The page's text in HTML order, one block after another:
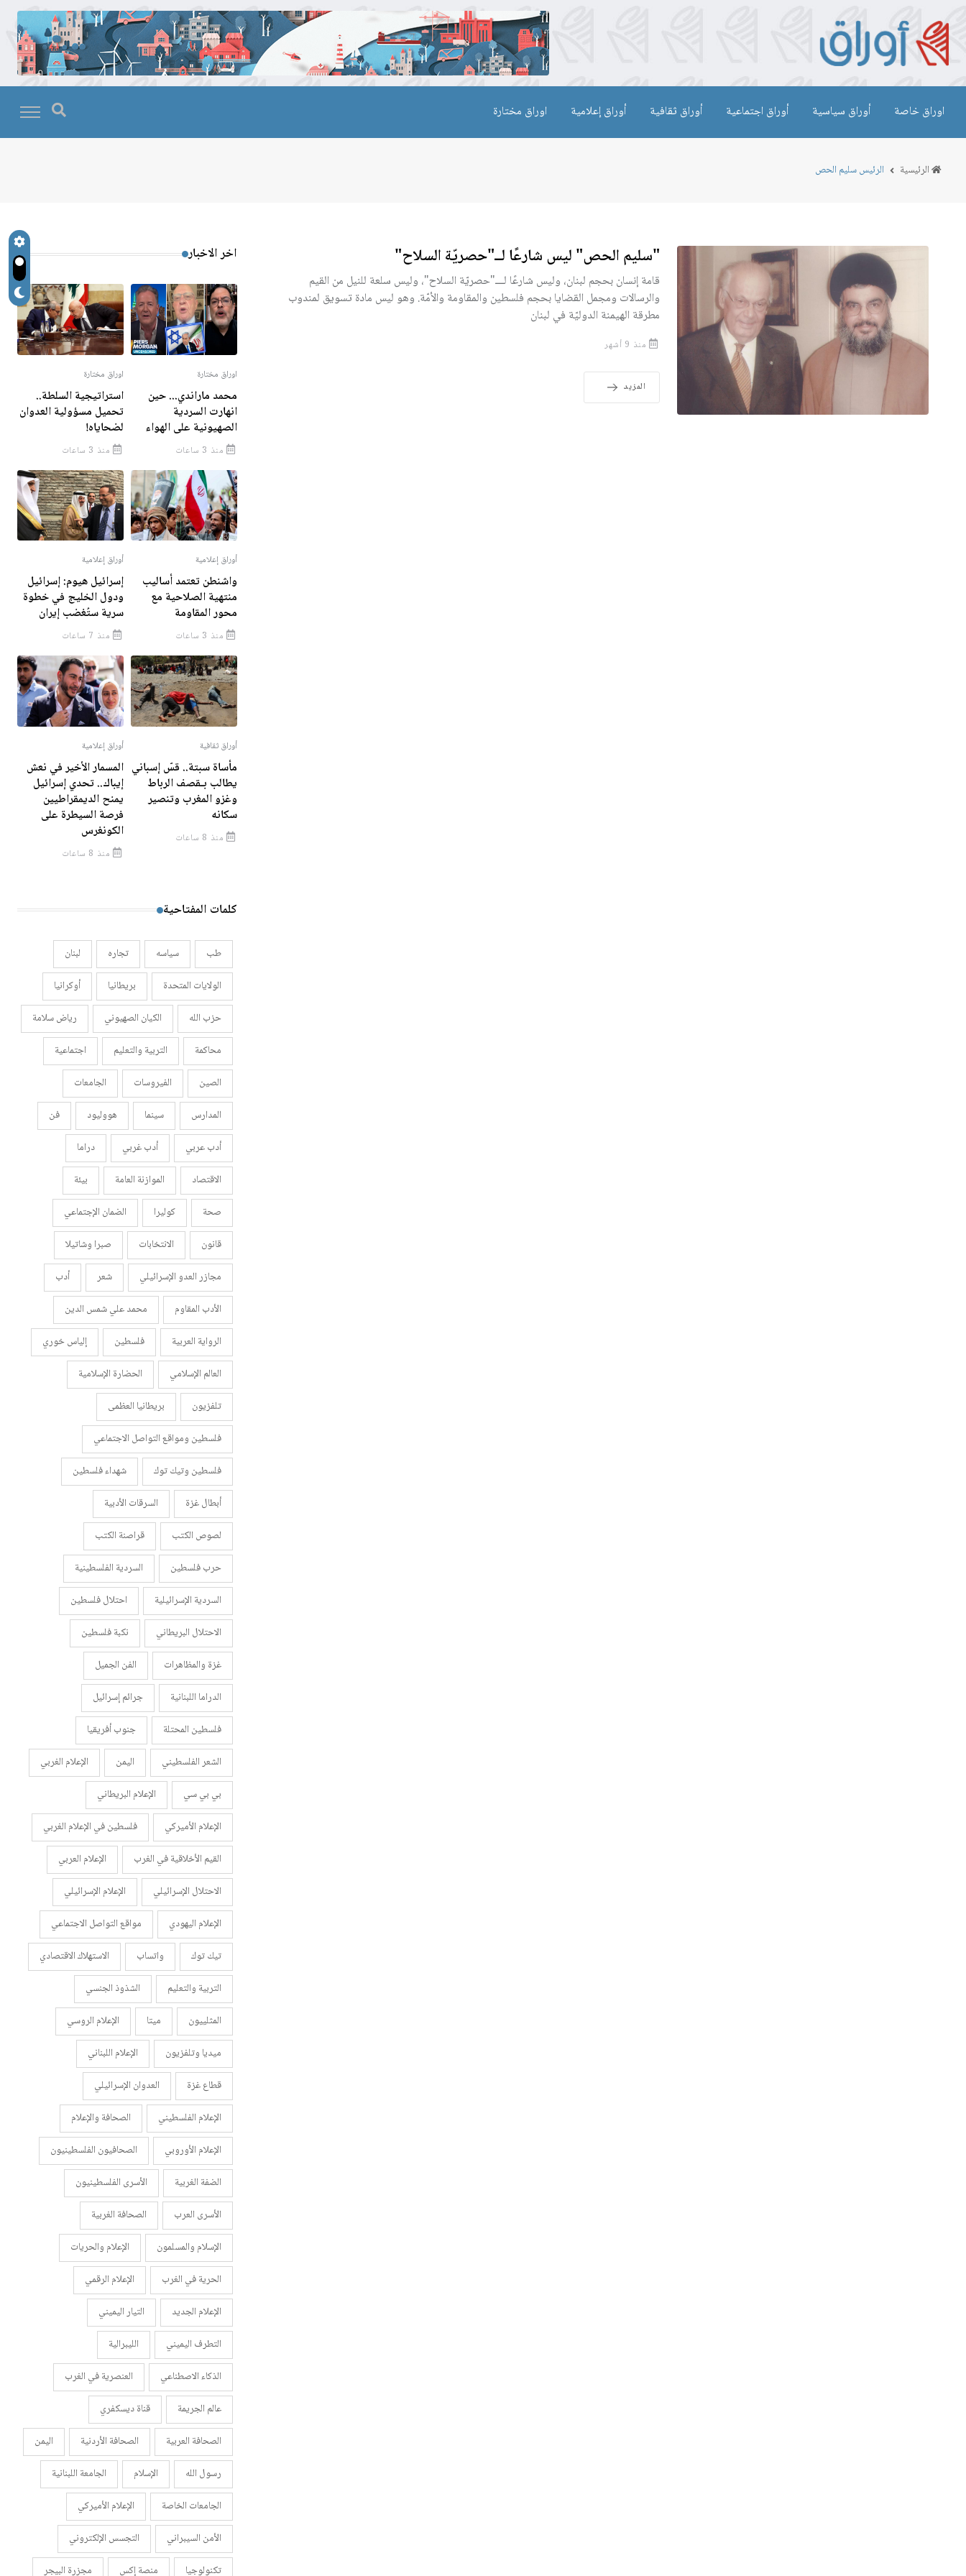
اوراق خاصة أوراق سياسية أوراق اجتماعية أوراق ثقافية أوراق إعلامية اوراق مختارة
الرئيسية الرئيس سليم الحص
"سليم الحص" ليس شارعًا لــ"حصريّة السلاح"
قامة إنسان بحجم لبنان، وليس شارعًا لـــ"حصريّة السلاح"، وليس سلعة للنيل من القيم
والرسالات ومجمل القضايا بحجم فلسطين والمقاومة والأمّة. وهو ليس مادة تسويق لمندوب
مطرقة الهيمنة الدوليّة في لبنان
منذ 9 أشهر
المزيد
اخر الاخبار
اوراق مختارة
محمد ماراندي... حين
انهارت السردية
الصهيونية على الهواء
منذ 3 ساعات
اوراق مختارة
استراتيجية السلطة..
تحميل مسؤولية العدوان
لضحاياه!
منذ 3 ساعات
أوراق إعلامية
واشنطن تعتمد أساليب
منتهية الصلاحية مع
محور المقاومة
منذ 3 ساعات
أوراق إعلامية
إسرائيل هيوم: إسرائيل
ودول الخليج في خطوة
سرية ستُغضب إيران
منذ 7 ساعات
أوراق ثقافية
مأساة سبتة.. قسّ إسباني
يطالب بـقصف الرباط
وغزو المغرب وتنصير
سكانه
منذ 8 ساعات
أوراق إعلامية
المسمار الأخير في نعش
إيباك.. تحدي إسرائيل
يمنح الديمقراطيين
فرصة السيطرة على
الكونغرس
منذ 8 ساعات
كلمات المفتاحية
طب سياسه تجاره
لبنان
الولايات المتحدة
بريطانيا
أوكرانيا
حزب الله
الكيان الصهيوني
رياض سلامة
محاكمة
التربية والتعليم
اجتماعية
الصين
الفيروسات
الجامعات
المدارس
سينما هووليود
فن
أدب عربي
أدب غربي
دراما
الاقتصاد
الموازنة العامة
بيئة
صحة
كوليرا
الضمان الإجتماعي
قانون
الانتخابات
صبرا وشاتيلا
مجازر العدو الإسرائيلي
شعر
أدب
الأدب المقاوم
محمد علي شمس الدين
الرواية العربية
فلسطين
إلياس خوري
العالم الإسلامي
الحضارة الإسلامية
تلفزيون
بريطانيا العظمى
فلسطين ومواقع التواصل الاجتماعي
فلسطين وتيك توك
شهداء فلسطين
أبطال غزة
السرقات الأدبية
لصوص الكتب
قراصنة الكتب
حرب فلسطين
السردية الفلسطينية
السردية الإسرائيلية
احتلال فلسطين
الاحتلال البريطاني
نكبة فلسطين
غزة والمظاهرات
الفن الجميل
الدراما اللبنانية
جرائم إسرائيل
فلسطين المحتلة
جنوب أفريقيا
الشعر الفلسطيني
اليمن
الإعلام الغربي
بي بي سي
الإعلام البريطاني
الإعلام الأميركي
فلسطين في الإعلام الغربي
القيم الأخلاقية في الغرب
الإعلام العربي
الاحتلال الإسرائيلي
الإعلام الإسرائيلي
الإعلام اليهودي
مواقع التواصل الاجتماعي
تيك توك
واتساب
الاستهلاك الاقتصادي
التربية والتعليم
الشذوذ الجنسي
المثلييون
ميتا
الإعلام الروسي
ميديا وتلفزيون
الإعلام اللبناني
قطاع غزة
العدوان الإسرائيلي
الإعلام الفلسطيني
الصحافة والإعلام
الإعلام الأوروبي
الصحافيون الفلسطينيون
الضفة الغربية
الأسرى الفلسطينيون
الأسرى العرب
الصحافة الغربية
الإسلام والمسلمون
الإعلام والحريات
الحرية في الغرب
الإعلام الرقمي
الإعلام الجديد
التيار اليميني
التطرف اليميني
الليبرالية
الذكاء الاصطناعي
العنصرية في الغرب
عالم الجريمة
قناة ديسكفري
الصحافة العربية
الصحافة الأردنية
اليمن
رسول الله
الإسلام
الجامعة اللبنانية
الجامعات الخاصة
الإعلام الأميركي
الأمن السيبراني
التجسس الإلكتروني
تكنولوجيا
منصة إكس مجزرة البيجر